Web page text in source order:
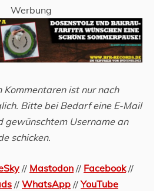
Werbung
Kommentaren ist nur nach
Bitte bei Bedarf eine E-Mail
gewünschtem Username an
schicken.
// Mastodon // Facebook//
// WhatsApp //YouTube